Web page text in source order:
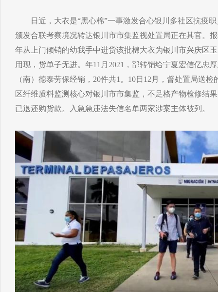
日近，大衣是“黑心棉”一事激发合心银川多社区抗疫职
颁发合联考察境况转达银川市市集监视处置局正在其官。
年从上门倾销的幼我手中进货该批棉大衣为银川市兴庆区
用现，货单子无进。年11月2021，部转销给宁夏宏信亿忠
（南）德泰劳保经销，20件共1。10日12月，督处置局送
区纤维质料监测核心对银川市市集监，不足格产物检修结
已退还购货款。入急急违法失信名单两家涉案主体被列。